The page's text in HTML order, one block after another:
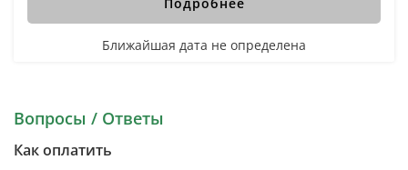
Ближайшая дата не определена
Вопросы / Ответы
Как оплатить